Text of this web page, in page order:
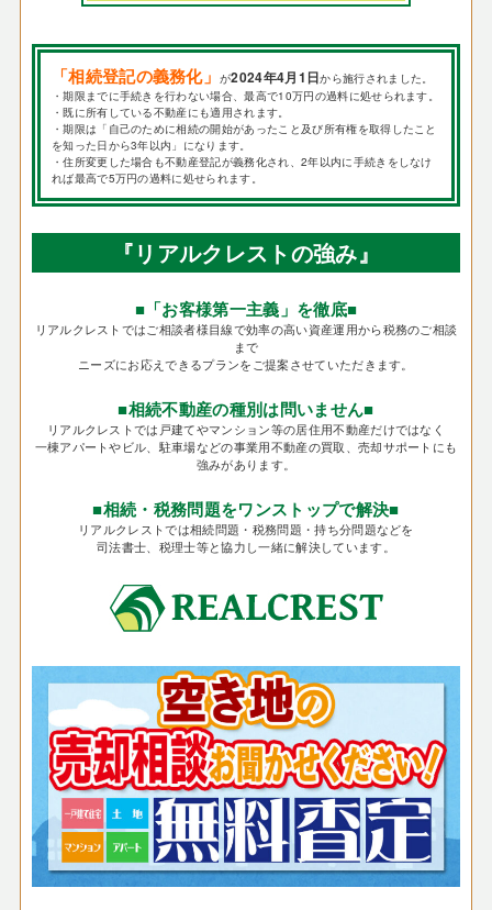
「相続登記の義務化」が2024年4月1日から施行されました。
・期限までに手続きを行わない場合、最高で10万円の過料に処せられます。
・既に所有している不動産にも適用されます。
・期限は「自己のために相続の開始があったこと及び所有権を取得したこと
を知った日から3年以内」になります。
・住所変更した場合も不動産登記が義務化され、2年以内に手続きをしなけ
れば最高で5万円の過料に処せられます。
『リアルクレストの強み』
■「お客様第一主義」を徹底■
リアルクレストではご相談者様目線で効率の高い資産運用から税務のご相談
まで
ニーズにお応えできるプランをご提案させていただきます。
■相続不動産の種別は問いません■
リアルクレストでは戸建てやマンション等の居住用不動産だけではなく
一棟アパートやビル、駐車場などの事業用不動産の買取、売却サポートにも
強みがあります。
■相続・税務問題をワンストップで解決■
リアルクレストでは相続問題・税務問題・持ち分問題などを
司法書士、税理士等と協力し一緒に解決しています。